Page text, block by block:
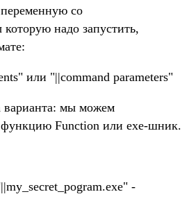
со
надо запустить,
или "||command parameters"
варианта: мы можем
функцию Function или exe-шник.
-